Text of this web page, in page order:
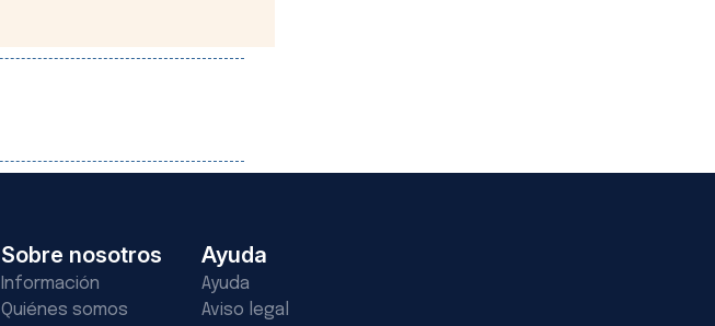
Sobre nosotros
Información
Quiénes somos
Ayuda
Ayuda
Aviso legal